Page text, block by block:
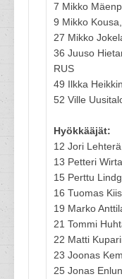
7 Mikko
9 Mikko
27 Mikko
36 Juuso
RUS
49 Ilkka
52 Ville
Hyökkääjät:
12 Jori
13 Petteri
15 Perttu
16 Tuomas
19 Marko
21 Tommi
22 Matti
23 Joonas
25 Jonas